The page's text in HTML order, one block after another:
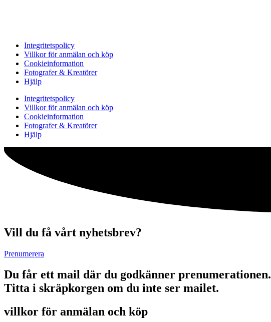
Integritetspolicy
Villkor för anmälan och köp
Cookieinformation
Fotografer & Kreatörer
Hjälp
Integritetspolicy
Villkor för anmälan och köp
Cookieinformation
Fotografer & Kreatörer
Hjälp
Vill du få vårt nyhetsbrev?
Prenumerera
Du får ett mail där du godkänner prenumerationen.
Titta i skräpkorgen om du inte ser mailet.
villkor för anmälan och köp